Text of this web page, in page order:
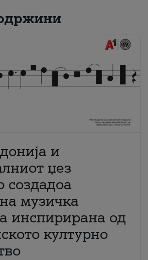
и
џез
создадоа
музичка
инспирирана од
културно